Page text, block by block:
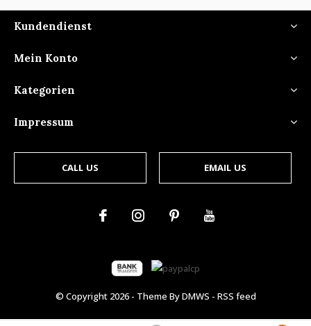
Kundendienst
Mein Konto
Kategorien
Impressum
CALL US EMAIL US
© Copyright 2026- Theme ByDMWS - RSS feed